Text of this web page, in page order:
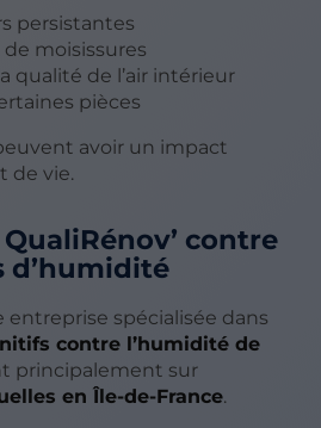
persistantes
moisissures
qualité de l’air intérieur
pièces
avoir un impact
de vie.
contre
d’humidité
entreprise spécialisée dans
contre l’humidité de
principalement sur
en Île-de-France.